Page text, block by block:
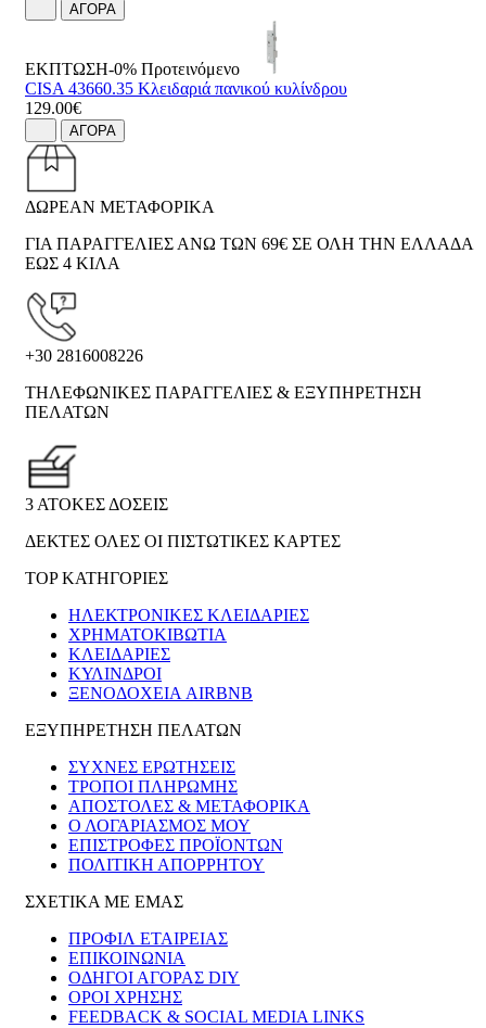
ΑΓΟΡΑ
ΕΚΠΤΩΣΗ-0% Προτεινόμενο
CISA 43660.35 Κλειδαριά πανικού κυλίνδρου
129.00€
ΑΓΟΡΑ
ΔΩΡΕΑΝ ΜΕΤΑΦΟΡΙΚΑ
ΓΙΑ ΠΑΡΑΓΓΕΛΙΕΣ ΑΝΩ ΤΩΝ 69€ ΣΕ ΟΛΗ ΤΗΝ ΕΛΛΑΔΑ
ΕΩΣ 4 ΚΙΛΑ
+30 2816008226
ΤΗΛΕΦΩΝΙΚΕΣ ΠΑΡΑΓΓΕΛΙΕΣ & ΕΞΥΠΗΡΕΤΗΣΗ
ΠΕΛΑΤΩΝ
3 ΑΤΟΚΕΣ ΔΟΣΕΙΣ
ΔΕΚΤΕΣ ΟΛΕΣ ΟΙ ΠΙΣΤΩΤΙΚΕΣ ΚΑΡΤΕΣ
TOP ΚΑΤΗΓΟΡΙΕΣ
ΗΛΕΚΤΡΟΝΙΚΈΣ ΚΛΕΙΔΑΡΙΈΣ
ΧΡΗΜΑΤΟΚΙΒΏΤΙΑ
ΚΛΕΙΔΑΡΙΈΣ
ΚΎΛΙΝΔΡΟΙ
ΞΕΝΟΔΟΧΕΊΑ AIRBNB
ΕΞΥΠΗΡΕΤΗΣΗ ΠΕΛΑΤΩΝ
ΣΥΧΝΕΣ ΕΡΩΤΗΣΕΙΣ
ΤΡΟΠΟΙ ΠΛΗΡΩΜΗΣ
ΑΠΟΣΤΟΛΕΣ & ΜΕΤΑΦΟΡΙΚΑ
Ο ΛΟΓΑΡΙΑΣΜΟΣ ΜΟΥ
ΕΠΙΣΤΡΟΦΕΣ ΠΡΟΪΟΝΤΩΝ
ΠΟΛΙΤΙΚΗ ΑΠΟΡΡΗΤΟΥ
ΣΧΕΤΙΚΑ ΜΕ ΕΜΑΣ
ΠΡΟΦΙΛ ΕΤΑΙΡΕΙΑΣ
ΕΠΙΚΟΙΝΩΝΙΑ
ΟΔΗΓΟΙ ΑΓΟΡΑΣ DIY
ΟΡΟΙ ΧΡΗΣΗΣ
FEEDBACK & SOCIAL MEDIA LINKS